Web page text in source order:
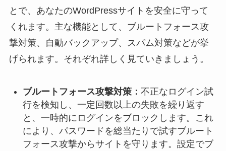
とで、あなたのWordPressサイトを安全に守って
くれます。主な機能として、ブルートフォース攻
撃対策、自動バックアップ、スパム対策などが挙
げられます。それぞれ詳しく見ていきましょう。
ブルートフォース攻撃対策： 不正なログイン試
行を検知し、一定回数以上の失敗を繰り返す
と、一時的にログインをブロックします。これ
により、パスワードを総当たりで試すブルート
フォース攻撃からサイトを守ります。設定でブ